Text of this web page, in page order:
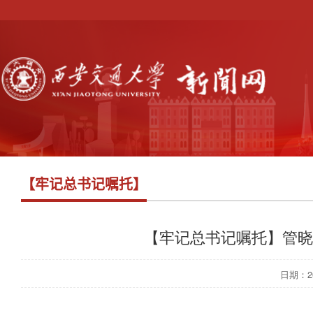
【牢记总书记嘱托】
【牢记总书记嘱托】管
日期：